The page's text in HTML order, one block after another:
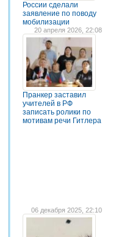
России сделали
заявление по поводу
мобилизации
20 апреля 2026, 22:08
Пранкер заставил
учителей в РФ
записать ролики по
мотивам речи Гитлера
06 декабря 2025, 22:10